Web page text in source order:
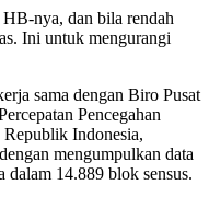
nya, dan bila rendah
Ini untuk mengurangi
sama dengan Biro Pusat
Pencegahan
Indonesia,
mengumpulkan data
dalam 14.889 blok sensus.